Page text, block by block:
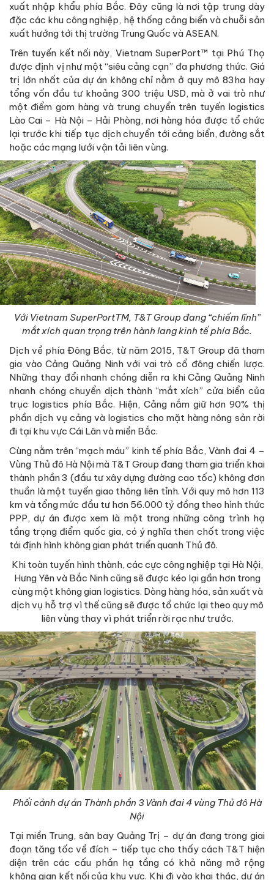
xuất nhập khẩu phía Bắc. Đây cũng là nơi tập trung dày
đặc các khu công nghiệp, hệ thống cảng biển và chuỗi sản
xuất hướng tới thị trường Trung Quốc và ASEAN.
Trên tuyến kết nối này, Vietnam SuperPort™ tại Phú Thọ
được định vị như một “siêu cảng cạn” đa phương thức. Giá
trị lớn nhất của dự án không chỉ nằm ở quy mô 83ha hay
tổng vốn đầu tư khoảng 300 triệu USD, mà ở vai trò như
một điểm gom hàng và trung chuyển trên tuyến logistics
Lào Cai – Hà Nội – Hải Phòng, nơi hàng hóa được tổ chức
lại trước khi tiếp tục dịch chuyển tới cảng biển, đường sắt
hoặc các mạng lưới vận tải liên vùng.
Với Vietnam SuperPortTM, T&T Group đang “chiếm lĩnh”
mắt xích quan trọng trên hành lang kinh tế phía Bắc.
Dịch về phía Đông Bắc, từ năm 2015, T&T Group đã tham
gia vào Cảng Quảng Ninh với vai trò cổ đông chiến lược.
Những thay đổi nhanh chóng diễn ra khi Cảng Quảng Ninh
nhanh chóng chuyển dịch thành “mắt xích” cửa biển của
trục logistics phía Bắc. Hiện, Cảng nắm giữ hơn 90% thị
phần dịch vụ cảng và logistics cho mặt hàng nông sản rời
đi tại khu vực Cái Lân và miền Bắc.
Cùng nằm trên “mạch máu” kinh tế phía Bắc, Vành đai 4 –
Vùng Thủ đô Hà Nội mà T&T Group đang tham gia triển khai
thành phần 3 (đầu tư xây dựng đường cao tốc) không đơn
thuần là một tuyến giao thông liên tỉnh. Với quy mô hơn 113
km và tổng mức đầu tư hơn 56.000 tỷ đồng theo hình thức
PPP, dự án được xem là một trong những công trình hạ
tầng trọng điểm quốc gia, có ý nghĩa then chốt trong việc
tái định hình không gian phát triển quanh Thủ đô.
Khi toàn tuyến hình thành, các cực công nghiệp tại Hà Nội,
Hưng Yên và Bắc Ninh cũng sẽ được kéo lại gần hơn trong
cùng một không gian logistics. Dòng hàng hóa, sản xuất và
dịch vụ hỗ trợ vì thế cũng sẽ được tổ chức lại theo quy mô
liên vùng thay vì phát triển rời rạc như trước.
Phối cảnh dự án Thành phần 3 Vành đai 4 vùng Thủ đô Hà
Nội
Tại miền Trung, sân bay Quảng Trị – dự án đang trong giai
đoạn tăng tốc về đích – tiếp tục cho thấy cách T&T hiện
diện trên các cấu phần hạ tầng có khả năng mở rộng
không gian kết nối của khu vực. Khi đi vào khai thác, dự án